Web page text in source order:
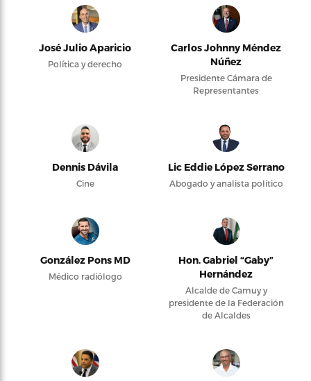
José Julio Aparicio
Política y derecho
Carlos Johnny Méndez
Núñez
Presidente Cámara de
Representantes
Dennis Dávila
Cine
Lic Eddie López Serrano
Abogado y analista político
González Pons MD
Médico radiólogo
Hon. Gabriel “Gaby”
Hernández
Alcalde de Camuy y
presidente de la Federación
de Alcaldes